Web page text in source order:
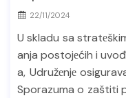
22/11/2024
U skladu sa
anja postojеćih i
a, Udružеnjе
Sporazuma o zaštiti